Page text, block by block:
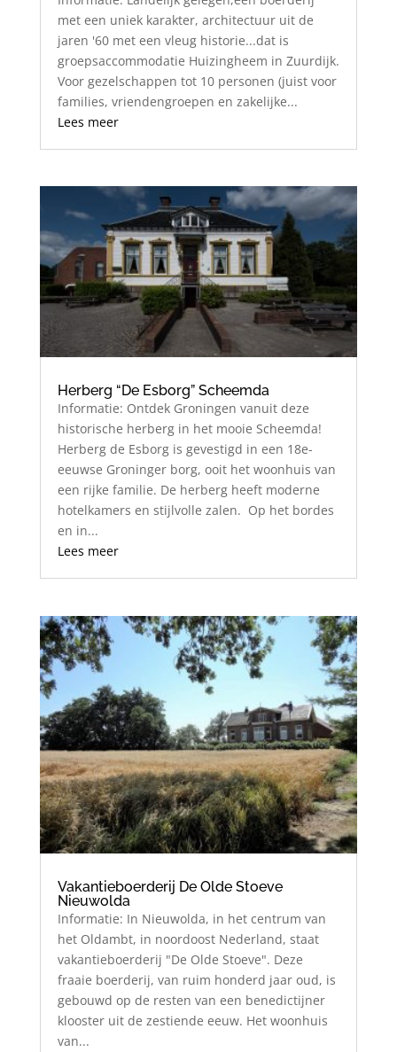
met een uniek karakter, architectuur uit de
jaren '60 met een vleug historie...dat is
groepsaccommodatie Huizingheem in Zuurdijk.
Voor gezelschappen tot 10 personen (juist voor
families, vriendengroepen en zakelijke...
Lees meer
Herberg “De Esborg” Scheemda
Informatie: Ontdek Groningen vanuit deze
historische herberg in het mooie Scheemda!
Herberg de Esborg is gevestigd in een 18e-
eeuwse Groninger borg, ooit het woonhuis van
een rijke familie. De herberg heeft moderne
hotelkamers en stijlvolle zalen. Op het bordes
en in...
Lees meer
Vakantieboerderij De Olde Stoeve
Nieuwolda
Informatie: In Nieuwolda, in het centrum van
het Oldambt, in noordoost Nederland, staat
vakantieboerderij "De Olde Stoeve". Deze
fraaie boerderij, van ruim honderd jaar oud, is
gebouwd op de resten van een benedictijner
klooster uit de zestiende eeuw. Het woonhuis
van...